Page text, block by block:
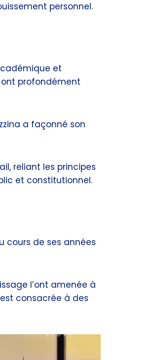
personnel.
et
profondément
a façonné son
reliant les principes
et constitutionnel.
cours de ses années
l’ont amenée à
consacrée à des